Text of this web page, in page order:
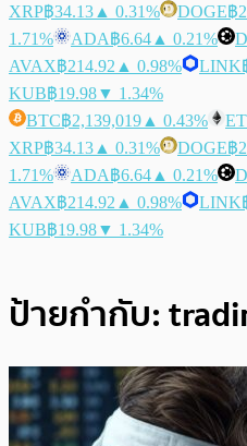
XRP฿34.13 ▲ 0.31% DOGE฿
1.71%
ADA฿6.64 ▲ 0.21%
AVAX฿214.92 ▲ 0.98% LINK
KUB฿19.98▼ 1.34%
BTC฿2,139,019 ▲ 0.43%
XRP฿34.13 ▲ 0.31% DOGE฿
1.71%
ADA฿6.64 ▲ 0.21%
AVAX฿214.92 ▲ 0.98% LINK
KUB฿19.98▼ 1.34%
ป้ายกำกับ: